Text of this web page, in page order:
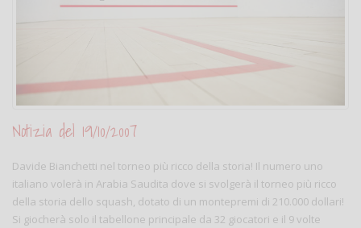
Notizia del 19/10/2007
Davide Bianchetti nel torneo più ricco della storia! Il numero uno
italiano volerà in Arabia Saudita dove si svolgerà il torneo più ricco
della storia dello squash, dotato di un montepremi di 210.000 dollari!
Si giocherà solo il tabellone principale da 32 giocatori e il 9 volte